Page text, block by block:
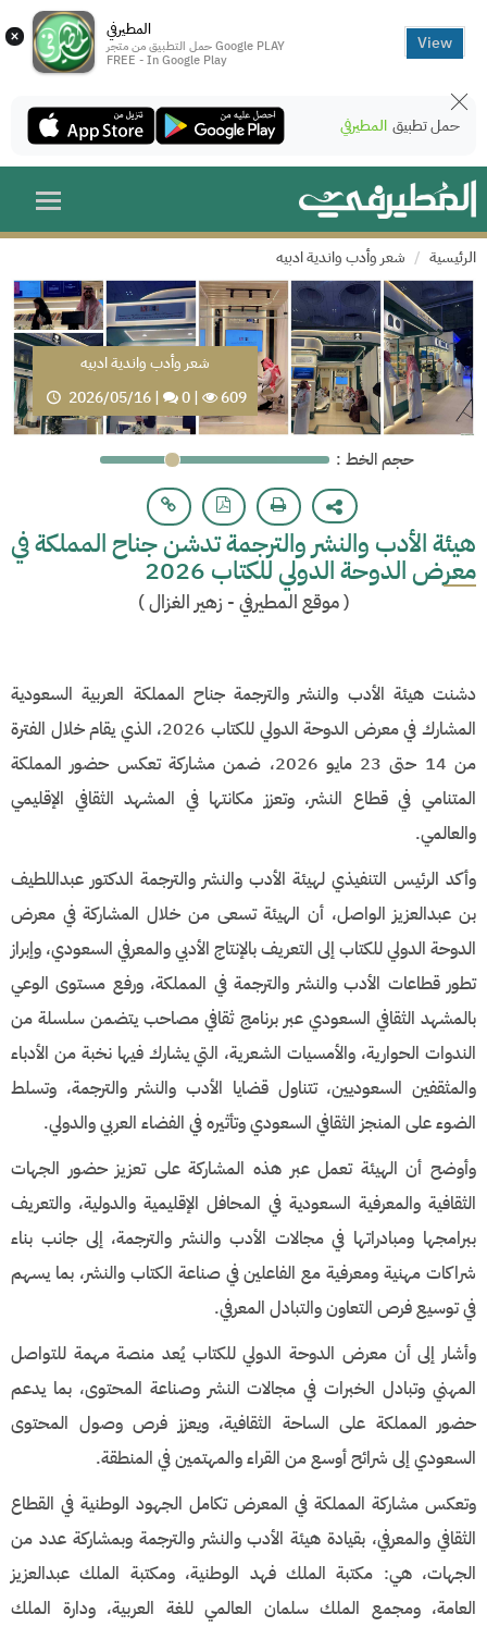
× المطيرفي
حمل التطبيق من متجر Google PLAY
FREE - In Google Play
View
حمل تطبيق المطيرفي
الرئيسية شعر وأدب واندية ادبيه
شعر وأدب واندية ادبيه
2026/05/16| 0| 609
: حجم الخط
هيئة الأدب والنشر والترجمة تدشن جناح المملكة في
معرض الدوحة الدولي للكتاب 2026
(موقع المطيرفي - زهير الغزال)
دشنت هيئة الأدب والنشر والترجمة جناح المملكة العربية السعودية
المشارك في معرض الدوحة الدولي للكتاب 2026، الذي يقام خلال الفترة
من 14 حتى 23 مايو 2026، ضمن مشاركة تعكس حضور المملكة
المتنامي في قطاع النشر، وتعزز مكانتها في المشهد الثقافي الإقليمي
والعالمي.
وأكد الرئيس التنفيذي لهيئة الأدب والنشر والترجمة الدكتور عبداللطيف
بن عبدالعزيز الواصل، أن الهيئة تسعى من خلال المشاركة في معرض
الدوحة الدولي للكتاب إلى التعريف بالإنتاج الأدبي والمعرفي السعودي، وإبراز
تطور قطاعات الأدب والنشر والترجمة في المملكة، ورفع مستوى الوعي
بالمشهد الثقافي السعودي عبر برنامج ثقافي مصاحب يتضمن سلسلة من
الندوات الحوارية، والأمسيات الشعرية، التي يشارك فيها نخبة من الأدباء
والمثقفين السعوديين، تتناول قضايا الأدب والنشر والترجمة، وتسلط
الضوء على المنجز الثقافي السعودي وتأثيره في الفضاء العربي والدولي.
وأوضح أن الهيئة تعمل عبر هذه المشاركة على تعزيز حضور الجهات
الثقافية والمعرفية السعودية في المحافل الإقليمية والدولية، والتعريف
ببرامجها ومبادراتها في مجالات الأدب والنشر والترجمة، إلى جانب بناء
شراكات مهنية ومعرفية مع الفاعلين في صناعة الكتاب والنشر، بما يسهم
في توسيع فرص التعاون والتبادل المعرفي.
وأشار إلى أن معرض الدوحة الدولي للكتاب يُعد منصة مهمة للتواصل
المهني وتبادل الخبرات في مجالات النشر وصناعة المحتوى، بما يدعم
حضور المملكة على الساحة الثقافية، ويعزز فرص وصول المحتوى
السعودي إلى شرائح أوسع من القراء والمهتمين في المنطقة.
وتعكس مشاركة المملكة في المعرض تكامل الجهود الوطنية في القطاع
الثقافي والمعرفي، بقيادة هيئة الأدب والنشر والترجمة وبمشاركة عدد من
الجهات، هي: مكتبة الملك فهد الوطنية، ومكتبة الملك عبدالعزيز
العامة، ومجمع الملك سلمان العالمي للغة العربية، ودارة الملك